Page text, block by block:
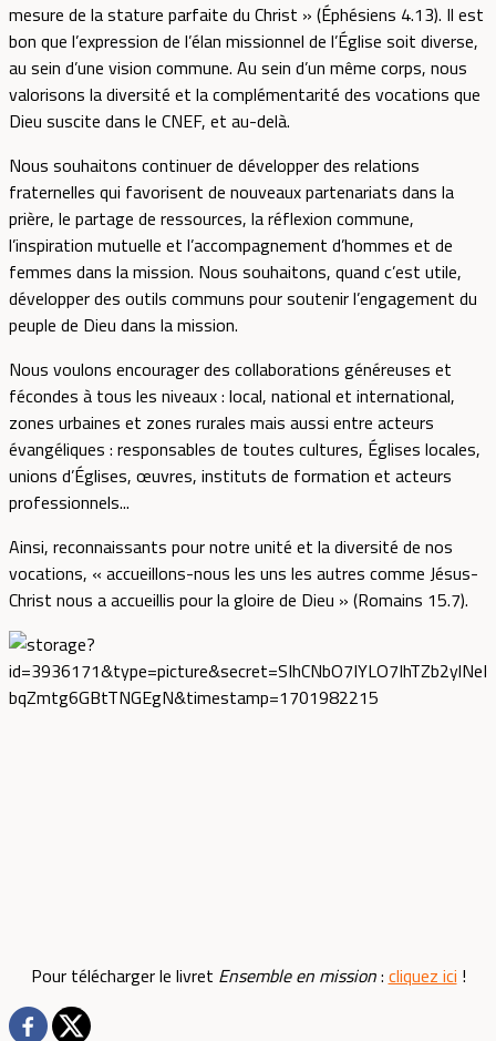
mesure de la stature parfaite du Christ » (Éphésiens 4.13). Il est
bon que l’expression de l’élan missionnel de l’Église soit diverse,
au sein d’une vision commune. Au sein d’un même corps, nous
valorisons la diversité et la complémentarité des vocations que
Dieu suscite dans le CNEF, et au-delà.
Nous souhaitons continuer de développer des relations
fraternelles qui favorisent de nouveaux partenariats dans la
prière, le partage de ressources, la réflexion commune,
l’inspiration mutuelle et l’accompagnement d’hommes et de
femmes dans la mission. Nous souhaitons, quand c’est utile,
développer des outils communs pour soutenir l’engagement du
peuple de Dieu dans la mission.
Nous voulons encourager des collaborations généreuses et
fécondes à tous les niveaux : local, national et international,
zones urbaines et zones rurales mais aussi entre acteurs
évangéliques : responsables de toutes cultures, Églises locales,
unions d’Églises, œuvres, instituts de formation et acteurs
professionnels...
Ainsi, reconnaissants pour notre unité et la diversité de nos
vocations, « accueillons-nous les uns les autres comme Jésus-
Christ nous a accueillis pour la gloire de Dieu » (Romains 15.7).
Pour télécharger le livret Ensemble en mission: cliquez ici !